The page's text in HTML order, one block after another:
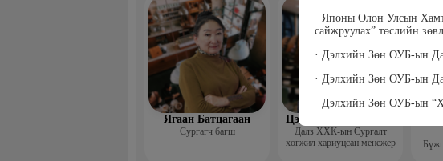
· Японы Олон Улсын
сайжруулах” төслийн
· Дэлхийн Зөн ОУБ-ын
· Дэлхийн Зөн ОУБ-ын
· Дэлхийн Зөн ОУБ-ын
Ягаан Батцагаан
Сургагч багш
Цэдэвсүрэн Алтанзул
Далз ХХК-ын Сургалт
хөгжил хариуцсан менежер